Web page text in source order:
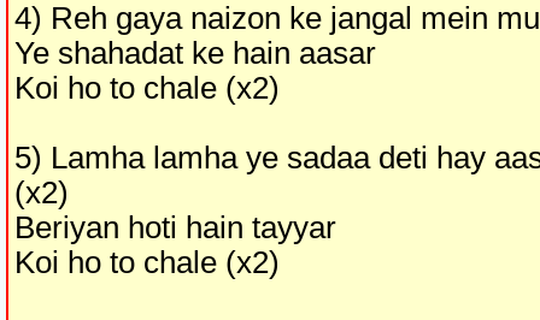
4) Reh gaya naizon ke jangal mein
Ye shahadat ke hain aasar
Koi ho to chale (x2)
5) Lamha lamha ye sadaa deti hay
(x2)
Beriyan hoti hain tayyar
Koi ho to chale (x2)